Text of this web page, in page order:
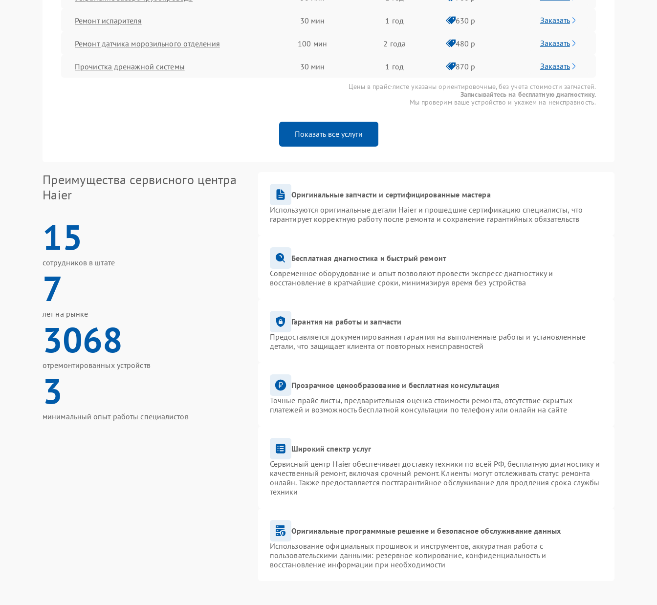
Ремонт испарителя 30 мин 1 год 630 р Заказать
Ремонт датчика морозильного отделения 100 мин 2 года 480 р Заказать
Прочистка дренажной системы 30 мин 1 год 870 р Заказать
Цены в прайс-листе указаны ориентировочные, без учета стоимости запчастей.
Записывайтесь на бесплатную диагностику.
Мы проверим ваше устройство и укажем на неисправность.
Показать все услуги
Преимущества сервисного центра
Haier
15
сотрудников в штате
7
лет на рынке
3068
отремонтированных устройств
3
минимальный опыт работы специалистов
Оригинальные запчасти и сертифицированные мастера
Используются оригинальные детали Haier и прошедшие сертификацию специалисты, что
гарантирует корректную работу после ремонта и сохранение гарантийных обязательств
Бесплатная диагностика и быстрый ремонт
Современное оборудование и опыт позволяют провести экспресс-диагностику и
восстановление в кратчайшие сроки, минимизируя время без устройства
Гарантия на работы и запчасти
Предоставляется документированная гарантия на выполненные работы и установленные
детали, что защищает клиента от повторных неисправностей
Прозрачное ценообразование и бесплатная консультация
Точные прайс-листы, предварительная оценка стоимости ремонта, отсутствие скрытых
платежей и возможность бесплатной консультации по телефону или онлайн на сайте
Широкий спектр услуг
Сервисный центр Haier обеспечивает доставку техники по всей РФ, бесплатную диагностику и
качественный ремонт, включая срочный ремонт. Клиенты могут отслеживать статус ремонта
онлайн. Также предоставляется постгарантийное обслуживание для продления срока службы
техники
Оригинальные программные решение и безопасное обслуживание данных
Использование официальных прошивок и инструментов, аккуратная работа с
пользовательскими данными: резервное копирование, конфиденциальность и
восстановление информации при необходимости